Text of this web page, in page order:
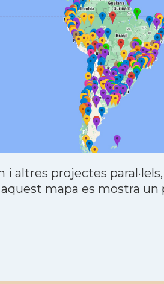
i altres projectes
mapa es mostra